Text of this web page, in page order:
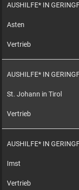
AUSHILFE* IN
Asten
Vertrieb
AUSHILFE* IN
St. Johann in Tirol
Vertrieb
AUSHILFE* IN
Imst
Vertrieb